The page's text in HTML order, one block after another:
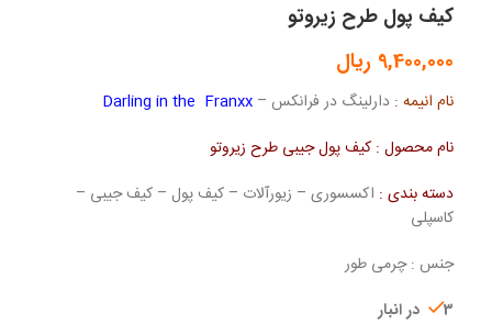
کیف پول طرح زیروتو
9,400,000 ریال
نام انیمه : دارلینگ در فرانکس – Darling in the Franxx
نام محصول : کیف پول جیبی طرح زیروتو
دسته بندی : اکسسوری – زیورآلات – کیف پول – کیف جیبی –
کاسپلی
جنس : چرمی طور
3 در انبار